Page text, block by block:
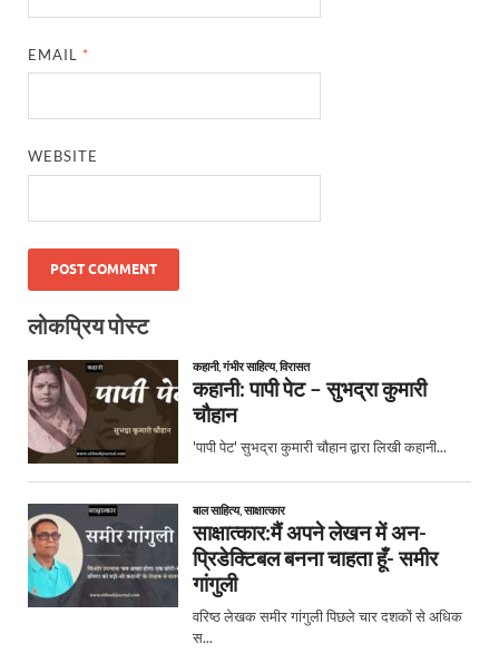
EMAIL *
WEBSITE
लोकप्रिय पोस्ट